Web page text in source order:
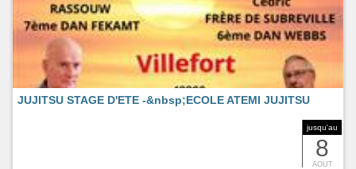
jusqu'au
8
AOUT
JUJITSU STAGE D'ETE -&nbsp;ECOLE ATEMI JUJITSU